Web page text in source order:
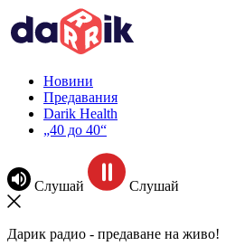
Новини
Предавания
Darik Health
„40 до 40“
Слушай Слушай
Дарик радио - предаване на живо!